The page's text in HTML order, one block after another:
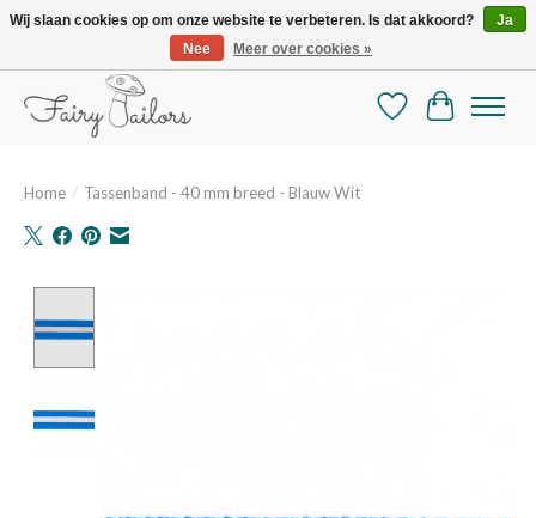
De mooiste online selectie stoffen en mercerie
Verlanglijst
Home / Tassenband - 40 mm breed - Blauw Wit
Wij slaan cookies op om onze website te verbeteren. Is dat akkoord?
Ja
Nee
Meer over cookies »